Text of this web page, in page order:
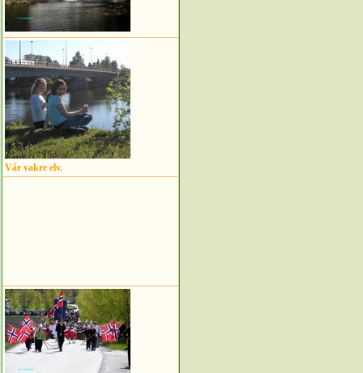
Vår vakre elv.